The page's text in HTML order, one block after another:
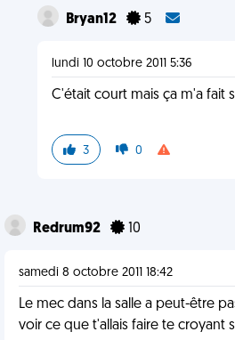
Bryan12 5
lundi 10 octobre 2011 5:36
C'était court mais ça m'a fait
3 0
Redrum92 10
samedi 8 octobre 2011 18:42
Le mec dans la salle a peut-être
voir ce que t'allais faire te croyant